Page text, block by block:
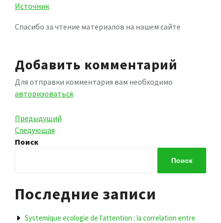
Источник
Спасибо за чтение материалов на нашем сайте
Добавить комментарий
Для отправки комментария вам необходимо
авторизоваться.
Навигация
по
записям
Предыдущая
запись
Предыдущий
Следующая
запись
Следующая
Поиск
Поиск
Последние записи
Systemique ecologie de l'attention : la correlation entre